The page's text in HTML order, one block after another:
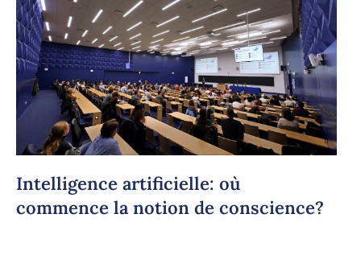
Intelligence artificielle: où
commence la notion de conscience?